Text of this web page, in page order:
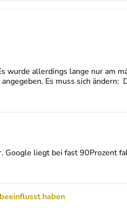
wurde allerdings lange nur am
Es muss sich ändern:
Google liegt bei fast 90Prozent
haben